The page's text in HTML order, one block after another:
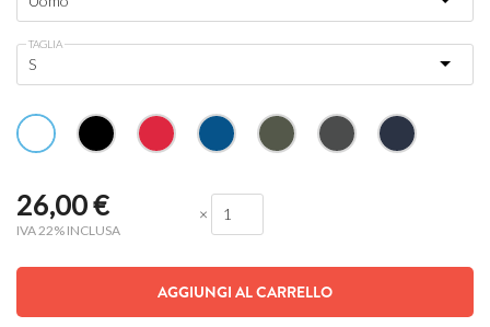
TAGLIA
26,00€
IVA 22% INCLUSA
×
AGGIUNGI AL CARRELLO